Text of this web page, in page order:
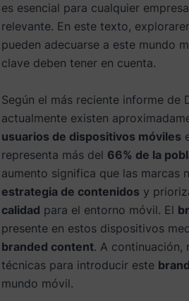
es esencial para cualquier
relevante. En este texto,
pueden adecuarse a este mundo
clave deben tener en cuenta.
Según el más reciente informe de
actualmente existen
usuarios de dispositivos móviles
representa más del 66% de la
aumento significa que las marcas
estrategia de contenidos y
calidad para el entorno móvil. El
presente en estos dispositivos
branded content. A continuación,
técnicas para introducir este
mundo móvil.